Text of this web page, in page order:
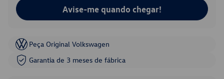
Avise-me quando chegar!
Peça Original Volkswagen
Garantia de 3 meses de fábrica